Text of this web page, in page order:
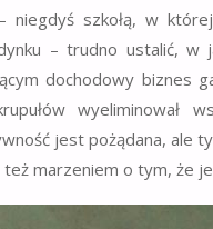
szkołą, w
– trudno ustalić,
dochodowy biznes
wyeliminował
jest pożądana, ale
marzeniem o tym, że